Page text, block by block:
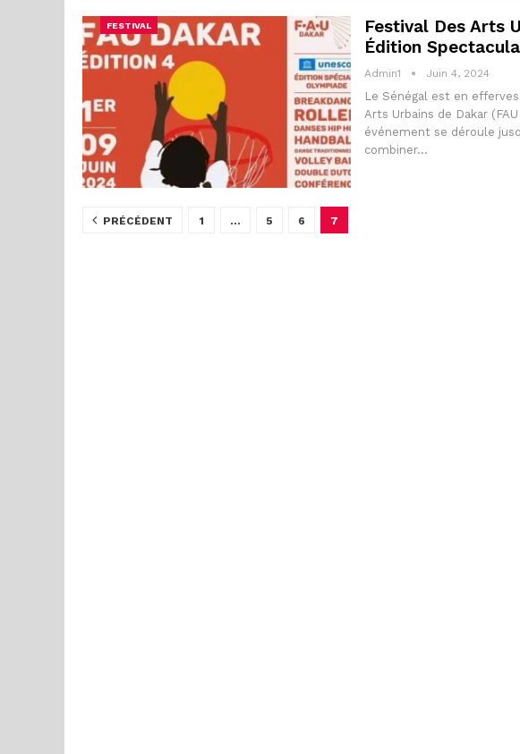
FESTIVAL
Festival Des Arts
Édition
Admin1 Juin 4, 2024
Le Sénégal est en
Arts Urbains de Dakar
événement se déroule
combiner…
PRÉCÉDENT 1 … 5 6 7